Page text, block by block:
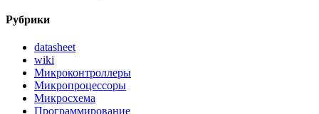
Рубрики
datasheet
wiki
Микроконтроллеры
Микропроцессоры
Микросхема
Программирование